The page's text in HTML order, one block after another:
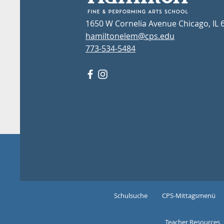
Schulsuche CPS-Mittagsmenü
Teacher Resources
1650 W Cornelia Avenue Chicago, IL
hamiltonelem@cps.edu
773-534-5484